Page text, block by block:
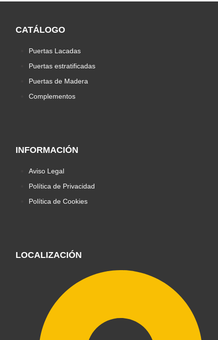
CATÁLOGO
Puertas Lacadas
Puertas estratificadas
Puertas de Madera
Complementos
INFORMACIÓN
Aviso Legal
Política de Privacidad
Política de Cookies
LOCALIZACIÓN